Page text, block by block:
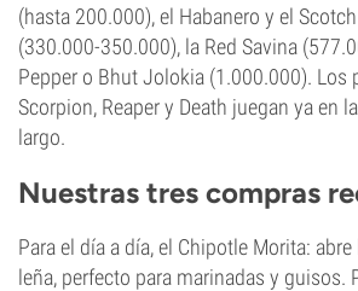
(hasta 200.000), el Habanero y el
(330.000-350.000), la Red Savina
Pepper o Bhut Jolokia (1.000.000). Los
Scorpion, Reaper y Death juegan ya en
largo.
Nuestras tres compras
Para el día a día, el Chipotle Morita:
leña, perfecto para marinadas y guisos.